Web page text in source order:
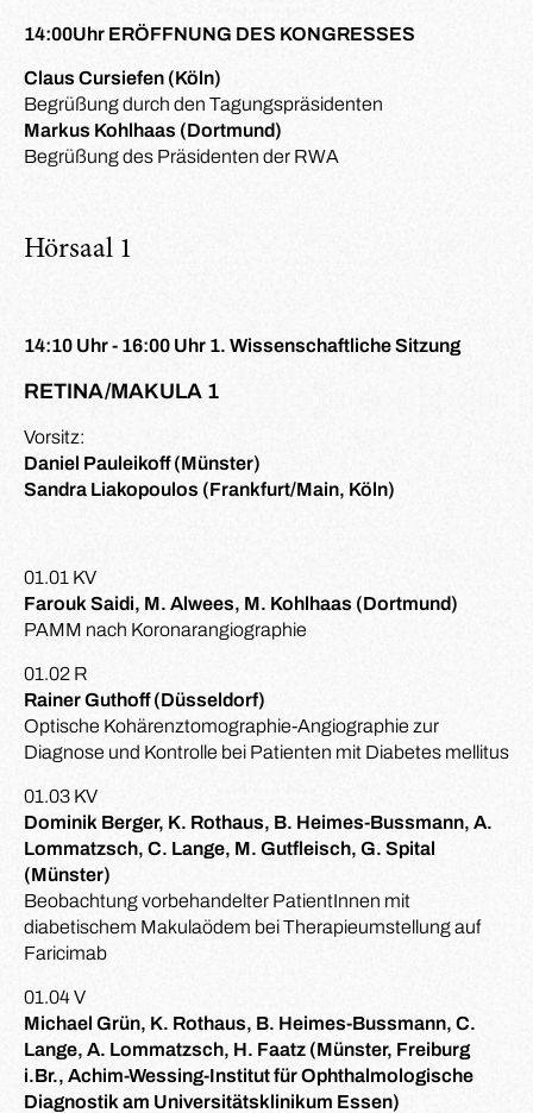
14:00Uhr ERÖFFNUNG DES KONGRESSES
Claus Cursiefen (Köln)
Begrüßung durch den Tagungspräsidenten
Markus Kohlhaas (Dortmund)
Begrüßung des Präsidenten der RWA
Hörsaal 1
14:10 Uhr - 16:00 Uhr 1. Wissenschaftliche Sitzung
RETINA/MAKULA 1
Vorsitz:
Daniel Pauleikoff (Münster)
Sandra Liakopoulos (Frankfurt/Main, Köln)
01.01 KV
Farouk Saidi, M. Alwees, M. Kohlhaas (Dortmund)
PAMM nach Koronarangiographie
01.02 R
Rainer Guthoff (Düsseldorf)
Optische Kohärenztomographie-Angiographie zur
Diagnose und Kontrolle bei Patienten mit Diabetes mellitus
01.03 KV
Dominik Berger, K. Rothaus, B. Heimes-Bussmann, A.
Lommatzsch, C. Lange, M. Gutfleisch, G. Spital
(Münster)
Beobachtung vorbehandelter PatientInnen mit
diabetischem Makulaödem bei Therapieumstellung auf
Faricimab
01.04 V
Michael Grün, K. Rothaus, B. Heimes-Bussmann, C.
Lange, A. Lommatzsch, H. Faatz (Münster, Freiburg
i.Br., Achim-Wessing-Institut für Ophthalmologische
Diagnostik am Universitätsklinikum Essen)